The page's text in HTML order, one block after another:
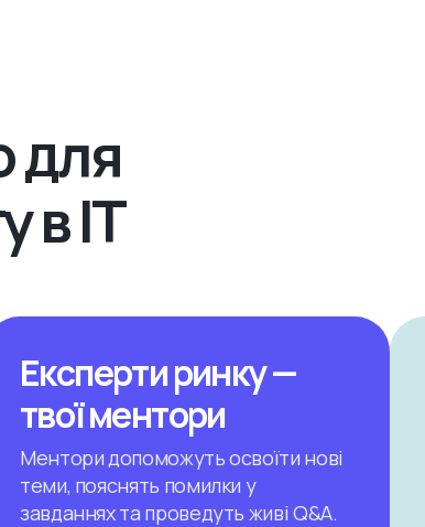
для
в IT
Експерти ринку —
твої ментори
Ментори допоможуть освоїти нові
теми, пояснять помилки у
завданнях та проведуть живі Q&A.